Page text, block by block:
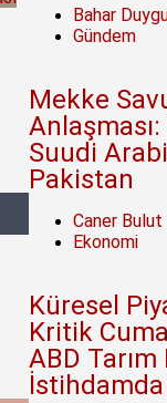
Bahar
Gündem
Mekke
Suudi
Pakistan
Caner Bulut
Ekonomi
Küresel
Kritik
ABD Tarım
İstihdamda